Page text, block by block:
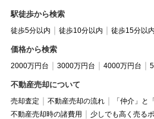
駅徒歩から検索
徒歩5分以内 徒歩10分以内 徒歩15分以内
価格から検索
2000万円台 3000万円台 4000万円台
不動産売却について
売却査定 不動産売却の流れ
「仲介」と
不動産売却時の諸費用
少しでも高く売る